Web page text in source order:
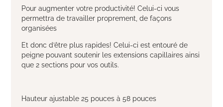
Pour augmenter votre productivité! Celui-ci vous
permettra de travailler proprement, de façons
organisées
Et donc d’être plus rapides! Celui-ci est entouré de
peigne pouvant soutenir les extensions capillaires ainsi
que 2 sections pour vos outils.
Hauteur ajustable 25 pouces à 58 pouces